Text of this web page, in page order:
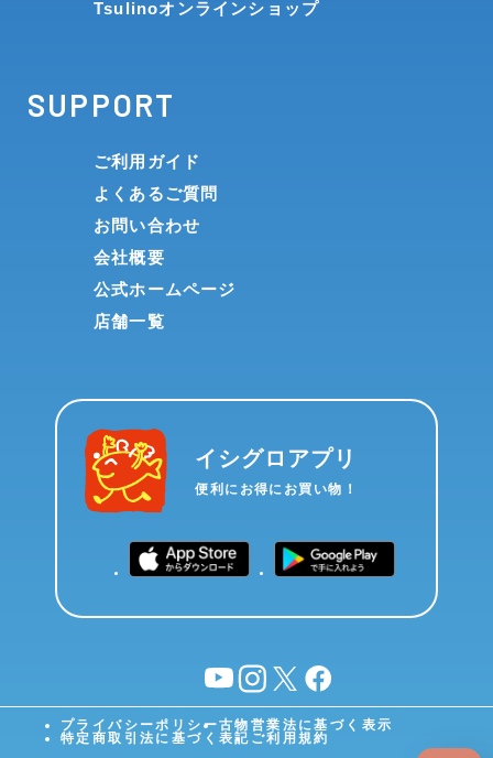
Tsulinoオンラインショップ
SUPPORT
ご利用ガイド
よくあるご質問
お問い合わせ
会社概要
公式ホームページ
店舗一覧
イシグロアプリ
便利にお得にお買い物！
YouTubeinstagram
X facebook
プライバシーポリシー古物営業法に基づく表示
特定商取引法に基づく表記 ご利用規約